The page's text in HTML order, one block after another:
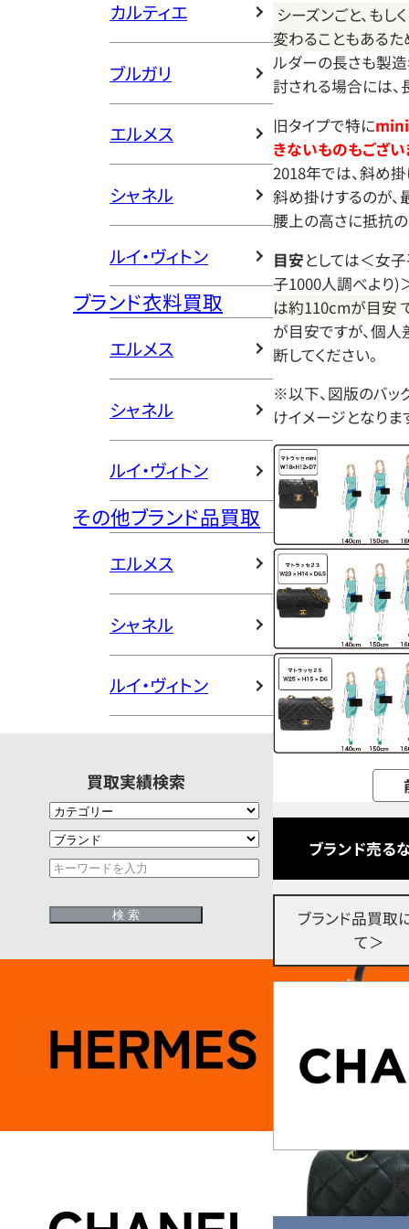
カルティエ
ブルガリ
エルメス
シャネル
ルイ・ヴィトン
ブランド衣料買取
エルメス
シャネル
ルイ・ヴィトン
その他ブランド品買取
エルメス
シャネル
ルイ・ヴィトン
買取実績検索
シーズンごと、も
変わることもあるた
ルダーの長さも製
討される場合には、
旧タイプで特にmini
きないものもござい
2018年では、斜め
斜め掛けするのが、
腰上の高さに抵抗の
目安としては＜女
子1000人調べより)
は約110cmが目安
が目安ですが、個人
断してください。
※以下、図版のバッ
けイメージとなりま
ブランド売る
ブランド品買取
て＞